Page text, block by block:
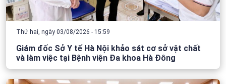
Thứ hai, ngày 03/08/2026 - 15:59
Giám đốc Sở Y tế Hà Nội khảo sát cơ sở vật chất
và làm việc tại Bệnh viện Đa khoa Hà Đông